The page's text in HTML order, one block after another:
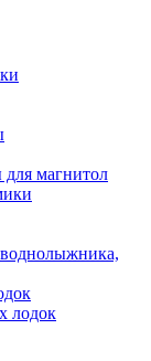
магнитол
лодок